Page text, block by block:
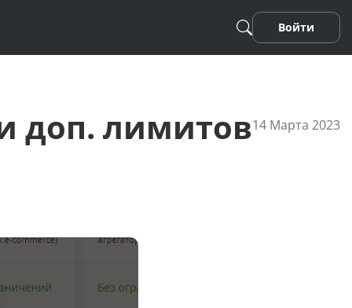
Песня
Войти
доп. лимитов14 Марта 2023